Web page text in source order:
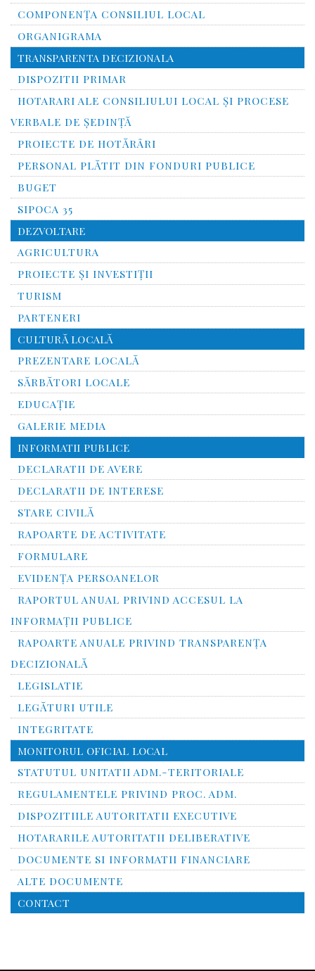
COMPONENȚA CONSILIUL LOCAL
ORGANIGRAMA
TRANSPARENTA DECIZIONALA
DISPOZITII PRIMAR
HOTARARI ALE CONSILIULUI LOCAL ȘI PROCESE
VERBALE DE ȘEDINȚĂ
PROIECTE DE HOTĂRÂRI
PERSONAL PLĂTIT DIN FONDURI PUBLICE
BUGET
SIPOCA 35
DEZVOLTARE
AGRICULTURA
PROIECTE ȘI INVESTIȚII
TURISM
PARTENERI
CULTURĂ LOCALĂ
PREZENTARE LOCALĂ
SĂRBĂTORI LOCALE
EDUCAȚIE
GALERIE MEDIA
INFORMATII PUBLICE
DECLARATII DE AVERE
DECLARATII DE INTERESE
STARE CIVILĂ
RAPOARTE DE ACTIVITATE
FORMULARE
EVIDENȚA PERSOANELOR
RAPORTUL ANUAL PRIVIND ACCESUL LA
INFORMAŢII PUBLICE
RAPOARTE ANUALE PRIVIND TRANSPARENŢA
DECIZIONALĂ
LEGISLATIE
LEGĂTURI UTILE
INTEGRITATE
MONITORUL OFICIAL LOCAL
STATUTUL UNITATII ADM.-TERITORIALE
REGULAMENTELE PRIVIND PROC. ADM.
DISPOZITIILE AUTORITATII EXECUTIVE
HOTARARILE AUTORITATII DELIBERATIVE
DOCUMENTE SI INFORMATII FINANCIARE
ALTE DOCUMENTE
CONTACT